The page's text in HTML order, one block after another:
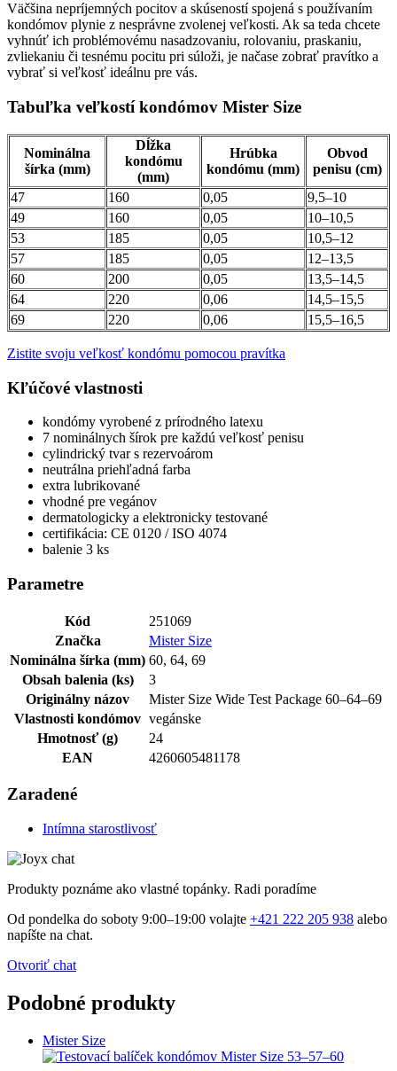
Väčšina nepríjemných pocitov a skúseností spojená s používaním
kondómov plynie z nesprávne zvolenej veľkosti. Ak sa teda chcete
vyhnúť ich problémovému nasadzovaniu, rolovaniu, praskaniu,
zvliekaniu či tesnému pocitu pri súloži, je načase zobrať pravítko a
vybrať si veľkosť ideálnu pre vás.
Tabuľka veľkostí kondómov Mister Size
Nominálna
šírka (mm)
Dĺžka
kondómu
(mm)
Hrúbka
kondómu (mm)
Obvod
penisu (cm)
47
160 0,05
9,5–10
49
160 0,05
10–10,5
53
185 0,05
10,5–12
57
185 0,05
12–13,5
60
200 0,05
13,5–14,5
64
220 0,06
14,5–15,5
69
220 0,06 15,5–16,5
Zistite svoju veľkosť kondómu pomocou pravítka
Kľúčové vlastnosti
kondómy vyrobené z prírodného latexu
7 nominálnych šírok pre každú veľkosť penisu
cylindrický tvar s rezervoárom
neutrálna priehľadná farba
extra lubrikované
vhodné pre vegánov
dermatologicky a elektronicky testované
certifikácia: CE 0120 / ISO 4074
balenie 3 ks
Parametre
Kód
251069
Značka
Mister Size
Nominálna šírka (mm) 60, 64, 69
Obsah balenia (ks)
3
Originálny názov
Mister Size Wide Test Package 60–64–69
Vlastnosti kondómov vegánske
Hmotnosť (g)
24
EAN
4260605481178
Zaradené
Intímna starostlivosť
Produkty poznáme ako vlastné topánky. Radi poradíme
Od pondelka do soboty 9:00–19:00 volajte +421 222 205 938 alebo
napíšte na chat.
Otvoriť chat
Podobné produkty
Mister Size